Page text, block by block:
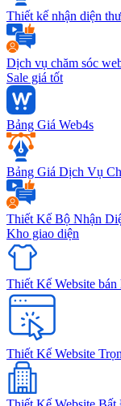
Thiết kế nhận diện
Dịch vụ chăm sóc
Sale giá tốt
Bảng Giá Web4s
Bảng Giá Dịch Vụ
Thiết Kế Bộ Nhận
Kho giao diện
Thiết Kế Website bán
Thiết Kế Website